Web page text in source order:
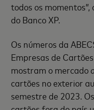
todos os
do Banco XP.
Os números da
Empresas de
mostram o mercado
cartões no exterior
semestre de 2023.